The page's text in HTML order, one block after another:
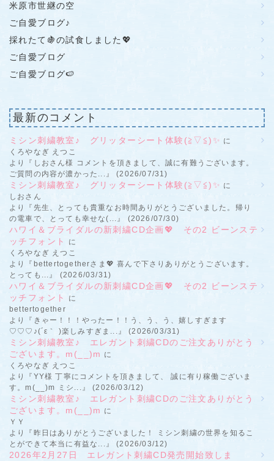
米原市世継の空
ご自愛ブログ♪
採れたて🍇の試食しました💖
ご自愛ブログ
ご自愛ブログ🍉
最新のコメント
ミシン刺繍教室♪ グリッターシート体験(≧▽≦)✨ に
くろやなぎ えつこ
より『しおさん様 コメントを頂きまして、誠に有難うございます。
ご質問の内容が濃かった...』 (2026/07/31)
ミシン刺繍教室♪ グリッターシート体験(≧▽≦)✨ に
しおさん
より『先生、とっても貴重なお時間ありがとうございました。帰り
の電車で、とっても幸せな(...』 (2026/07/30)
ハワイ＆ブライダルの新刺繍CD企画💖 その2 ビーンステ
ッチフォント
に
くろやなぎ えつこ
より『bettertogetherさま💖 喜んで下さりありがとうございます。
とっても...』 (2026/03/31)
ハワイ＆ブライダルの新刺繍CD企画💖 その2 ビーンステ
ッチフォント
に
bettertogether
より『きゃー！！！やったー！！う、う、う、嬉しすぎます
♡♡♡♪(´ε｀ )楽しみすぎま...』 (2026/03/31)
ミシン刺繍教室♪ エレガント刺繍CDのご注文ありがとう
ございます。m(__)m に
くろやなぎ えつこ
より『YY様 丁寧にコメントを頂きまして、 誠に有り稼働ございま
す。m(__)m ミシ...』 (2026/03/12)
ミシン刺繍教室♪ エレガント刺繍CDのご注文ありがとう
ございます。m(__)m に
ＹＹ
より『昨日はありがとうございました！ ミシン刺繍の世界を知るこ
とができて本当に有益な...』 (2026/03/12)
2026年2月27日 エレガント刺繍CD発売開始致しま